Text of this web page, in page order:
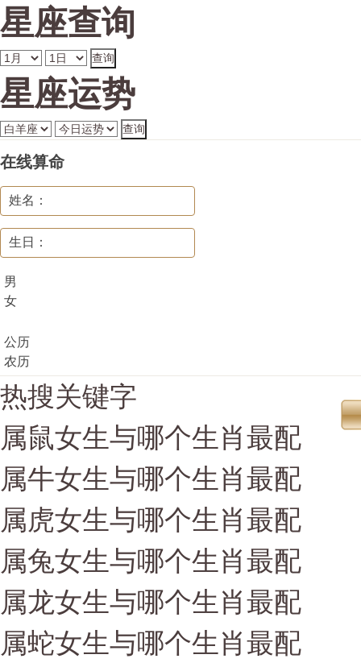
星座查询
星座运势
在线算命
姓名：
生日：
男
女
公历
农历
热搜关键字
属鼠女生与哪个生肖最配
属牛女生与哪个生肖最配
属虎女生与哪个生肖最配
属兔女生与哪个生肖最配
属龙女生与哪个生肖最配
属蛇女生与哪个生肖最配